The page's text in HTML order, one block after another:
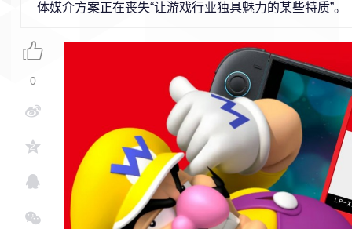
体媒介方案正在丧失“让游戏行业独具魅力的某些特质”。
0